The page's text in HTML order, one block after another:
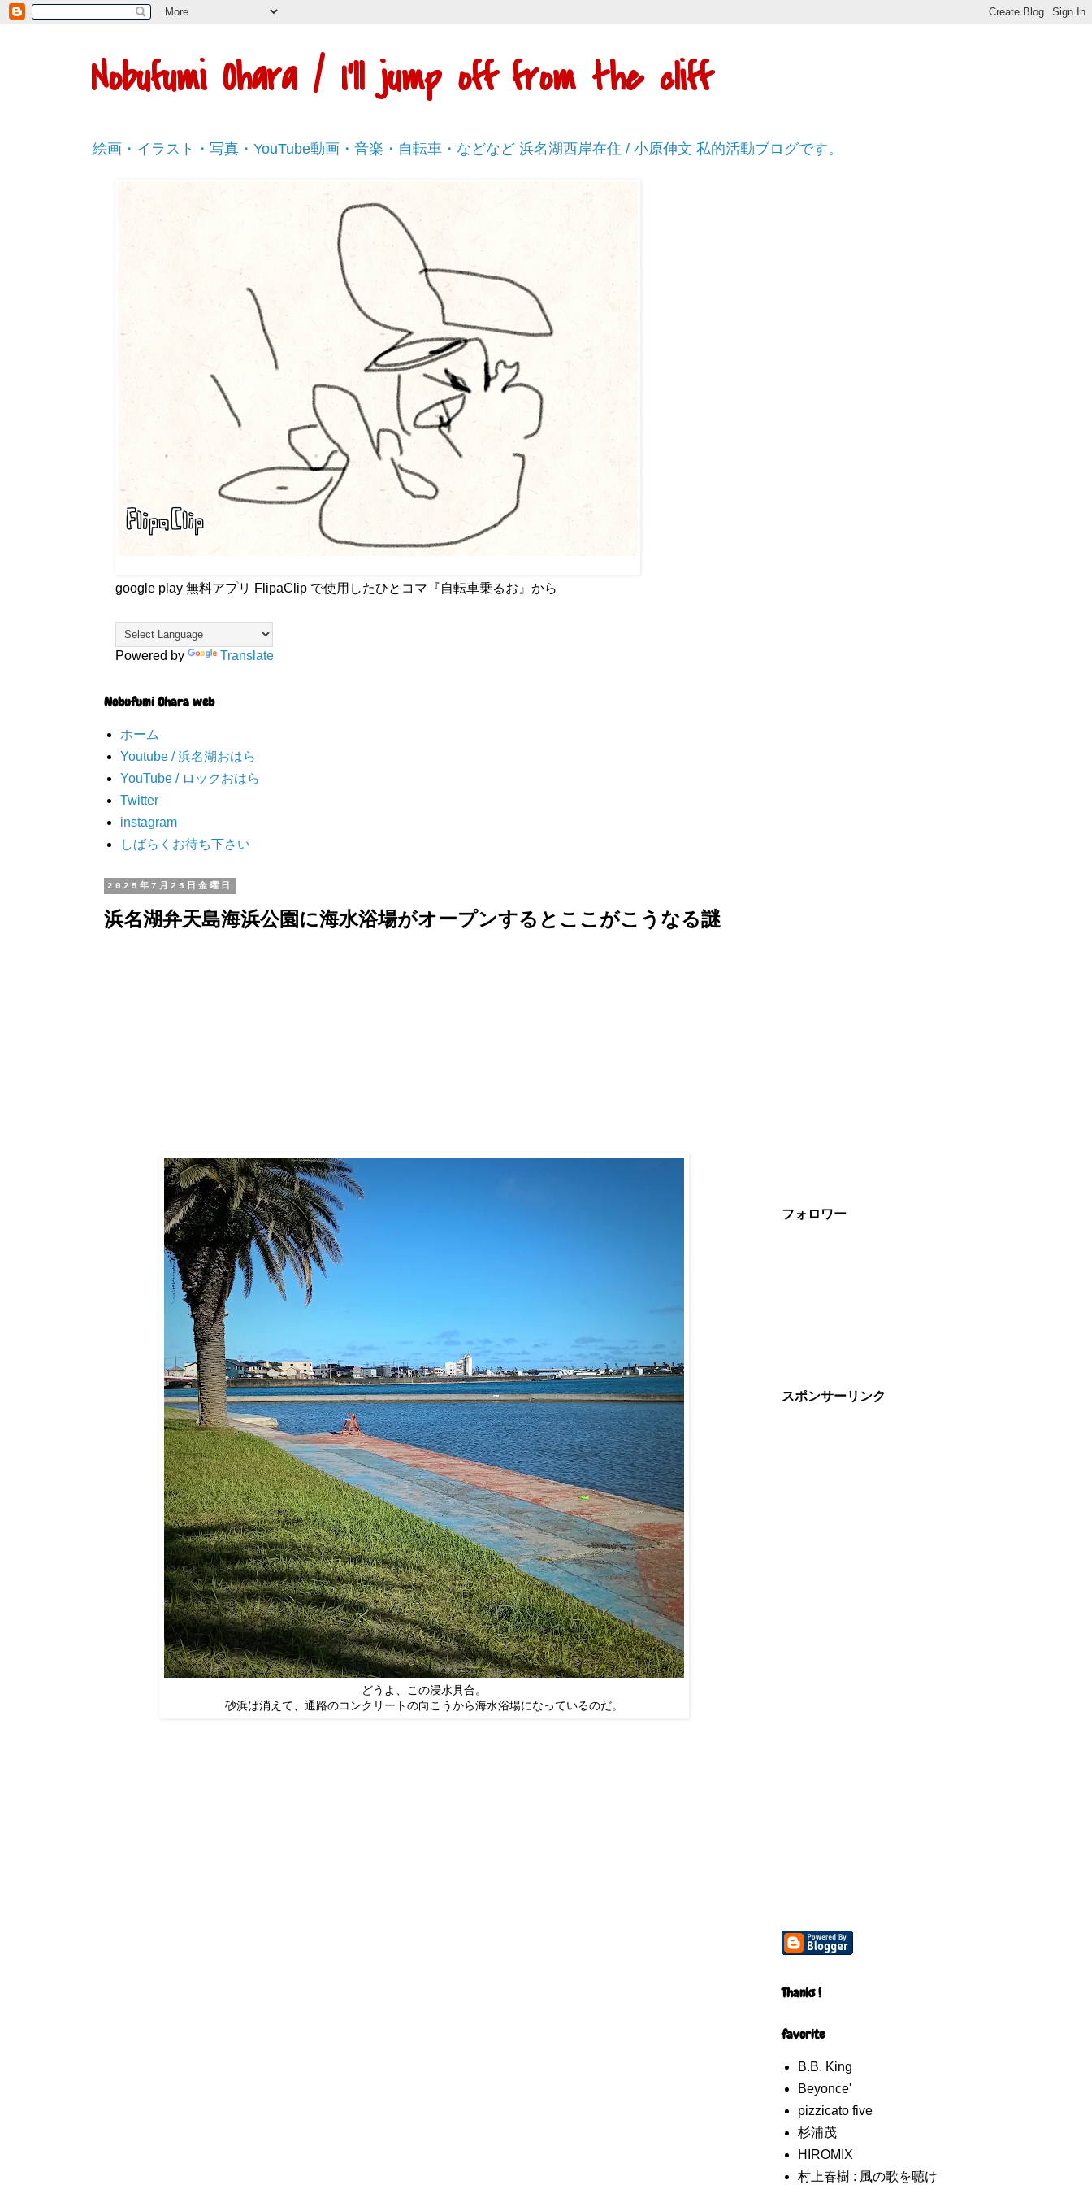
Nobufumi Ohara / I'll jump off from the cliff
絵画・イラスト・写真・YouTube動画・音楽・自転車・などなど 浜名湖西岸在住 / 小原伸文 私的活動ブログです。
google play 無料アプリ FlipaClip で使用したひとコマ『自転車乗るお』から
Powered by Translate
Nobufumi Ohara web
ホーム
Youtube / 浜名湖おはら
YouTube / ロックおはら
Twitter
instagram
しばらくお待ち下さい
2025年7月25日金曜日
浜名湖弁天島海浜公園に海水浴場がオープンするとここがこうなる謎
どうよ、この浸水具合。
砂浜は消えて、通路のコンクリートの向こうから海水浴場になっているのだ。
フォロワー
スポンサーリンク
Thanks !
favorite
B.B. King
Beyonce'
pizzicato five
杉浦茂
HIROMIX
村上春樹 : 風の歌を聴け